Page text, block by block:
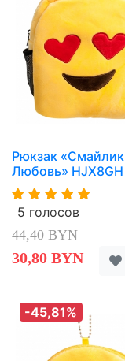
Рюкзак «Смайлик
Любовь» HJX8GH
5 голосов
44,40 BYN
30,80 BYN
-45,81%